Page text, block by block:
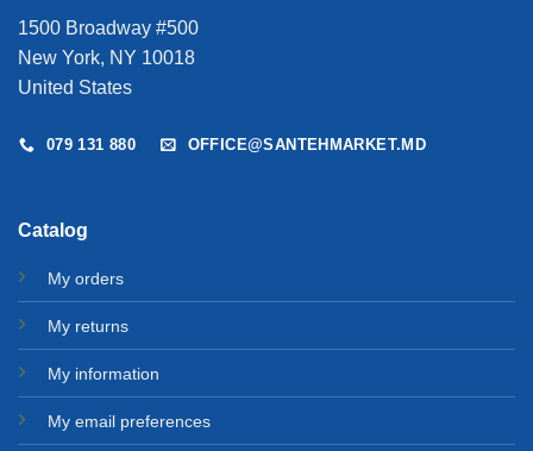
1500 Broadway #500
New York, NY 10018
United States
079 131 880 OFFICE@SANTEHMARKET.MD
Catalog
My orders
My returns
My information
My email preferences